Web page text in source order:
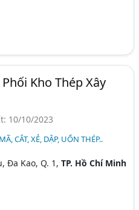
Kho Thép Xây
10/10/2023
CẮT, XẺ, DẬP, UỐN THÉP..
Đa Kao, Q. 1,TP. Hồ Chí Minh